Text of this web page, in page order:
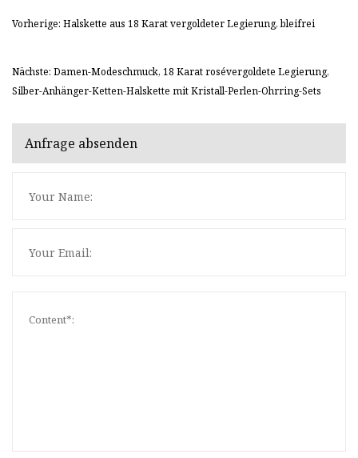
Vorherige: Halskette aus 18 Karat vergoldeter Legierung, bleifrei
Nächste: Damen-Modeschmuck, 18 Karat rosévergoldete Legierung,
Silber-Anhänger-Ketten-Halskette mit Kristall-Perlen-Ohrring-Sets
Anfrage absenden